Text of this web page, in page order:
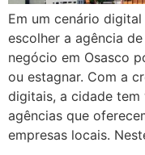
Em um cenário
escolher a agência
negócio em Osasco
ou estagnar. Com a
digitais, a cidade
agências que
empresas locais.